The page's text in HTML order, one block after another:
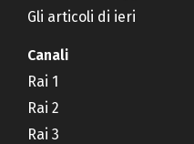
Gli articoli di ieri
Canali
Rai 1
Rai 2
Rai 3